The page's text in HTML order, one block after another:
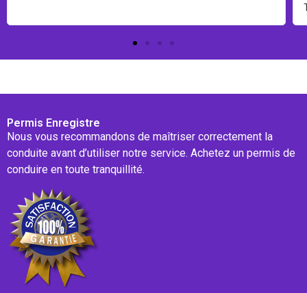
Permis Enregistre
Nous vous recommandons de maîtriser correctement la
conduite avant d’utiliser notre service. Achetez un permis de
conduire en toute tranquillité.